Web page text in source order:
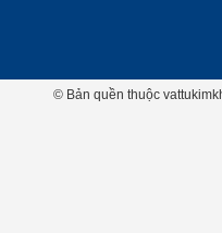
© Bản quền thuộc